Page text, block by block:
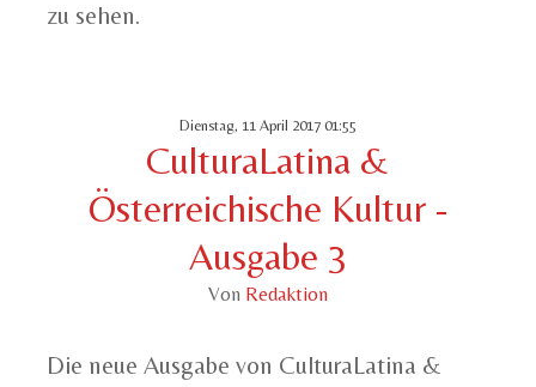
zu sehen.
Dienstag, 11 April 2017 01:55
CulturaLatina &
Österreichische Kultur -
Ausgabe 3
Von Redaktion
Die neue Ausgabe von CulturaLatina &